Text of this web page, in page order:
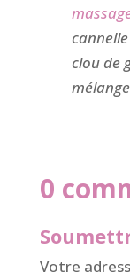
clou de
0
Votre